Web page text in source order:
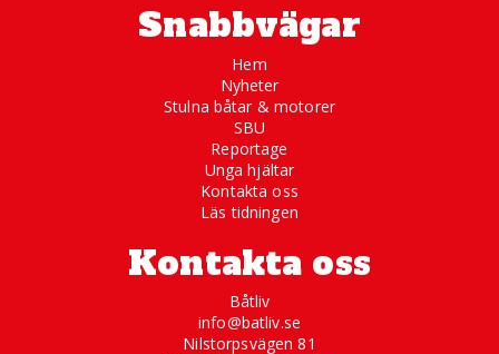
Snabbvägar
Hem
Nyheter
Stulna båtar & motorer
SBU
Reportage
Unga hjältar
Kontakta oss
Läs tidningen
Kontakta oss
Båtliv
info@batliv.se
Nilstorpsvägen 81